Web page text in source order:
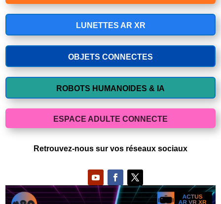
LUNETTES AR XR
OBJETS CONNECTES
ROBOTS HUMANOIDES & IA
ESPACE ADULTE CONNECTE
Retrouvez-nous sur vos réseaux sociaux